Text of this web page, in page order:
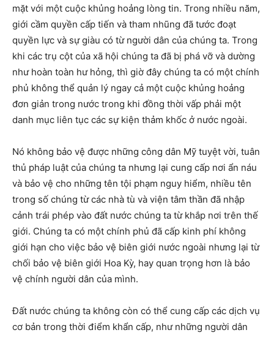
mặt với một cuộc khủng hoảng lòng tin. Trong nhiều năm,
giới cầm quyền cấp tiến và tham nhũng đã tước đoạt
quyền lực và sự giàu có từ người dân của chúng ta. Trong
khi các trụ cột của xã hội chúng ta đã bị phá vỡ và dường
như hoàn toàn hư hỏng, thì giờ đây chúng ta có một chính
phủ không thể quản lý ngay cả một cuộc khủng hoảng
đơn giản trong nước trong khi đồng thời vấp phải một
danh mục liên tục các sự kiện thảm khốc ở nước ngoài.
Nó không bảo vệ được những công dân Mỹ tuyệt vời, tuân
thủ pháp luật của chúng ta nhưng lại cung cấp nơi ẩn náu
và bảo vệ cho những tên tội phạm nguy hiểm, nhiều tên
trong số chúng từ các nhà tù và viện tâm thần đã nhập
cảnh trái phép vào đất nước chúng ta từ khắp nơi trên thế
giới. Chúng ta có một chính phủ đã cấp kinh phí không
giới hạn cho việc bảo vệ biên giới nước ngoài nhưng lại từ
chối bảo vệ biên giới Hoa Kỳ, hay quan trọng hơn là bảo
vệ chính người dân của mình.
Đất nước chúng ta không còn có thể cung cấp các dịch vụ
cơ bản trong thời điểm khẩn cấp, như những người dân